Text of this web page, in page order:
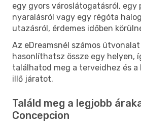
egy gyors városlátogatásról, egy
nyaralásról vagy egy régóta
utazásról, érdemes időben
Az eDreamsnél számos
hasonlíthatsz össze egy helyen,
találhatod meg a terveidhez és
illő járatot.
Találd meg a legjobb
Concepcion